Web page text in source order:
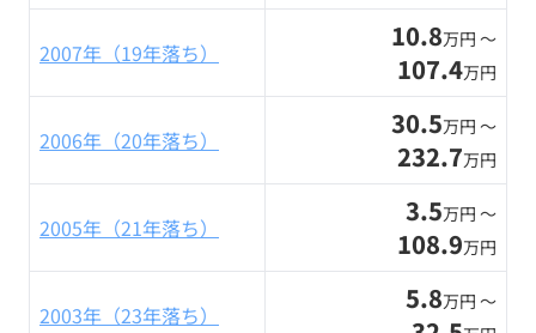
2007年（19年落ち） 10.8万円 〜
107.4万円
2006年（20年落ち） 30.5万円 〜
232.7万円
2005年（21年落ち） 3.5万円 〜
108.9万円
2003年（23年落ち） 5.8万円 〜